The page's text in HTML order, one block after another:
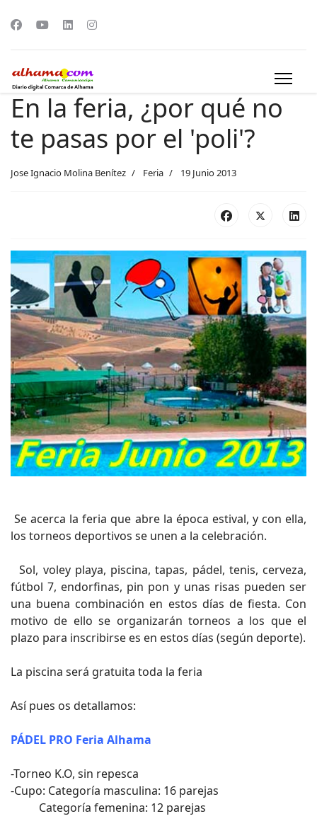
En la feria, ¿por qué no
te pasas por el 'poli'?
Jose Ignacio Molina Benítez Feria 19 Junio 2013
Se acerca la feria que abre la época estival, y con ella,
los torneos deportivos se unen a la celebración.
Sol, voley playa, piscina, tapas, pádel, tenis, cerveza,
fútbol 7, endorfinas, pin pon y unas risas pueden ser
una buena combinación en estos días de fiesta. Con
motivo de ello se organizarán torneos a los que el
plazo para inscribirse es en estos días (según deporte).
La piscina será gratuita toda la feria
Así pues os detallamos:
PÁDEL PRO Feria Alhama
-Torneo K.O, sin repesca
-Cupo: Categoría masculina: 16 parejas
Categoría femenina: 12 parejas